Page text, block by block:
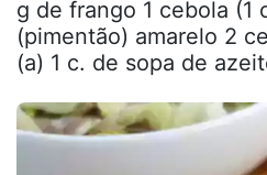
g de frango 1 cebola (1
(pimentão) amarelo 2
(a) 1 c. de sopa de